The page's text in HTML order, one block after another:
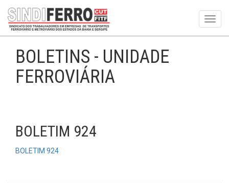
BOLETINS - UNIDADE
FERROVIÁRIA
BOLETIM 924
BOLETIM 924